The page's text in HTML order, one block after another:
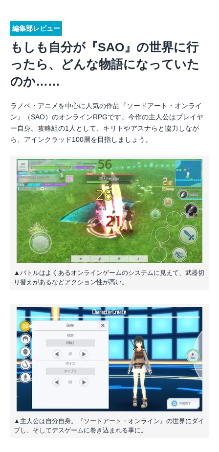
編集部レビュー
もしも自分が『SAO』の世界に行
ったら、どんな物語になっていた
のか……
ラノベ・アニメを中心に人気の作品『ソードアート・オンライ
ン』（SAO）のオンラインRPGです。今作の主人公はプレイヤ
ー自身。攻略組の1人として、キリトやアスナらと協力しなが
ら、アインクラッド100層を目指しましょう。
▲バトルはよくあるオンラインゲームのシステムに見えて、武器切
り替えがあるなどアクション性が高い。
▲主人公は自分自身。『ソードアート・オンライン』の世界にダイ
ブし、そしてデスゲームに巻き込まれる事に。